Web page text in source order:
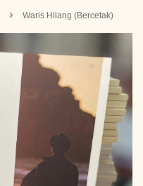
› Waris Hilang (Bercetak)